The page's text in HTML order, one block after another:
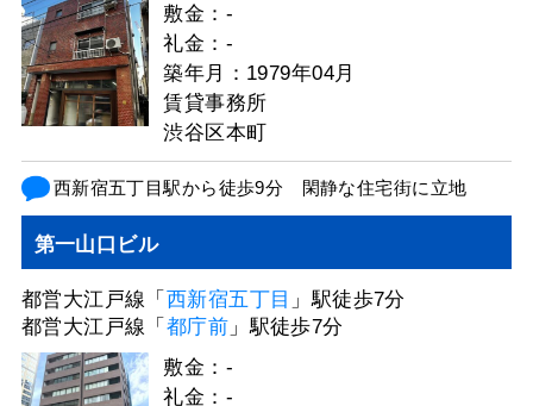
敷金：-
礼金：-
築年月：1979年04月
賃貸事務所
渋谷区本町
西新宿五丁目駅から徒歩9分 閑静な住宅街に立地
第一山口ビル
都営大江戸線「 西新宿五丁目 」駅徒歩7分
都営大江戸線「 都庁前 」駅徒歩7分
敷金：-
礼金：-